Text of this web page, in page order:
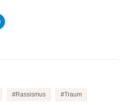
Rassismus Traum